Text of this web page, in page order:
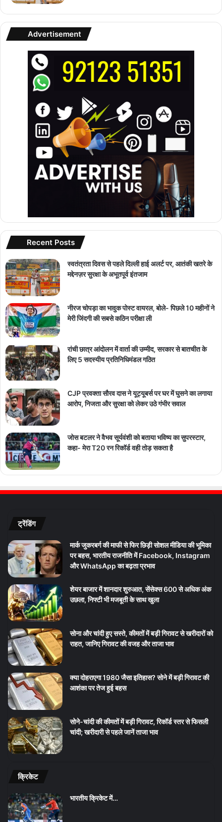
Advertisement
Recent Posts
स्वतंत्रता दिवस से पहले दिल्ली हाई अलर्ट पर, आतंकी खतरे के
मद्देनज़र सुरक्षा के अभूतपूर्व इंतजाम
नीरज चोपड़ा का भावुक पोस्ट वायरल, बोले- पिछले 10 महीनों ने
मेरी जिंदगी की सबसे कठिन परीक्षा ली
रांची छात्र आंदोलन में वार्ता की उम्मीद, सरकार से बातचीत के
लिए 5 सदस्यीय प्रतिनिधिमंडल गठित
CJP प्रवक्ता सौरव दास ने यूट्यूबर्स पर घर में घुसने का लगाया
आरोप, निजता और सुरक्षा को लेकर उठे गंभीर सवाल
जोस बटलर ने वैभव सूर्यवंशी को बताया भविष्य का सुपरस्टार,
कहा- मेरा T20 रन रिकॉर्ड वही तोड़ सकता है
ट्रेंडिंग
मार्क जुकरबर्ग की माफी से फिर छिड़ी सोशल मीडिया की भूमिका
पर बहस, भारतीय राजनीति में Facebook, Instagram
और WhatsApp का बढ़ता प्रभाव
शेयर बाजार में शानदार शुरुआत, सेंसेक्स 600 से अधिक अंक
उछला, निफ्टी भी मजबूती के साथ खुला
सोना और चांदी हुए सस्ते, कीमतों में बड़ी गिरावट से खरीदारों को
राहत, जानिए गिरावट की वजह और ताजा भाव
क्या दोहराएगा 1980 जैसा इतिहास? सोने में बड़ी गिरावट की
आशंका पर तेज हुई बहस
सोने-चांदी की कीमतों में बड़ी गिरावट, रिकॉर्ड स्तर से फिसली
चांदी; खरीदारी से पहले जानें ताजा भाव
क्रिकेट
भारतीय क्रिकेट में…